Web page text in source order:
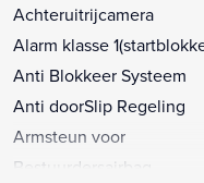
Achteruitrijcamera
Alarm klasse
Anti Blokkeer Systeem
Anti doorSlip Regeling
Armsteun voor
Bestuurdersairbag